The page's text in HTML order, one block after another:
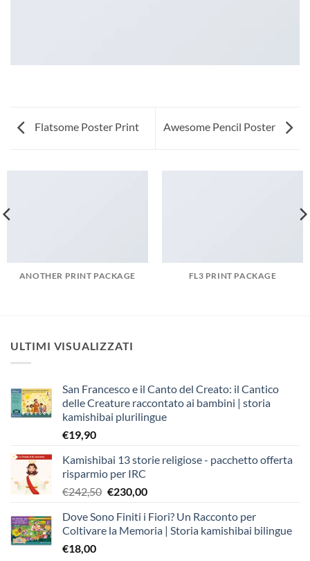
Flatsome Poster Print Awesome Pencil Poster
ANOTHER PRINT PACKAGE FL3 PRINT PACKAGE
ULTIMI VISUALIZZATI
San Francesco e il Canto del Creato: il Cantico
delle Creature raccontato ai bambini | storia
kamishibai plurilingue
€19,90
Kamishibai 13 storie religiose - pacchetto offerta
risparmio per IRC
€242,50 Il
originale
era:
€230,00Il
attuale
è:
Dove Sono Finiti i Fiori? Un Racconto per
Coltivare la Memoria | Storia kamishibai bilingue
€18,00